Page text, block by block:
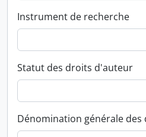
Instrument de recherche
Statut des droits d'auteur
Dénomination générale des